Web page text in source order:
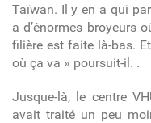
Taïwan. Il y en a qui
a d’énormes broyeurs
filière est faite là-bas.
où ça va » poursuit-il. .
Jusque-là, le centre
avait traité un peu